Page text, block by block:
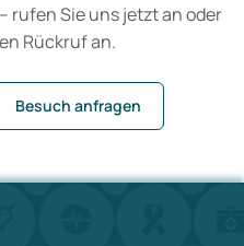
rufen Sie uns jetzt an oder
Rückruf an.
Besuch anfragen